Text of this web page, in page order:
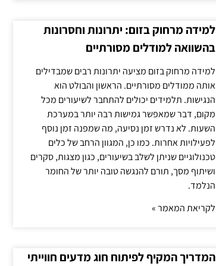
למידה מרחוק בזום: יתרונות וחסרונות
בהשוואה למודלים מסורתיים
למידה מרחוק בזום מציעה יתרונות רבים שמבדילים
אותה ממודלים מסורתיים. הראשון והבולט הוא
הנגישות. תלמידים יכולים להתחבר לשיעורים מכל
מקום, דבר שמאפשר גמישות רבה יותר במערכת
השעות. לא נדרש זמן נסיעה, מה שמפנה זמן נוסף
לפעילויות אחרות. כמו כן, המגוון הרחב של כלים
טכנולוגיים שניתן לשלב בשיעורים, כגון מצגות, סקרים
ושיתוף מסך, תורם להנגשה טובה יותר של החומר
הנלמד.
לקריאת המאמר »
המדריך המקיף לפיתוח חוג מדעים חווייתי